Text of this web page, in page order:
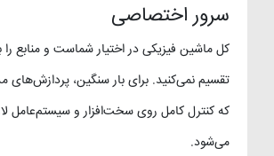
سرور اختصاصی
کل ماشین فیزیکی در اختیار شماست و منابع
تقسیم نمی‌کنید. برای بار سنگین، پردازش‌های
که کنترل کامل روی سخت‌افزار و سیستم‌عامل
می‌شود.